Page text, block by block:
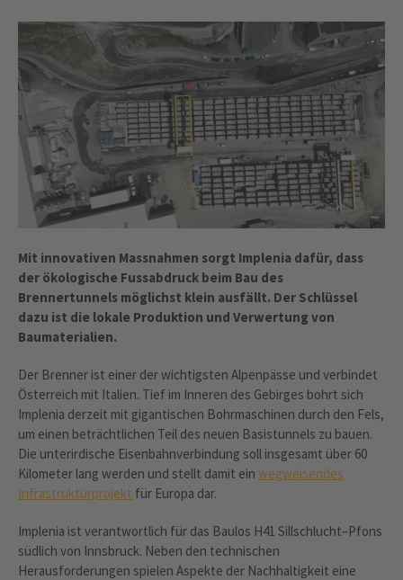
Mit innovativen Massnahmen sorgt Implenia dafür, dass
der ökologische Fussabdruck beim Bau des
Brennertunnels möglichst klein ausfällt. Der Schlüssel
dazu ist die lokale Produktion und Verwertung von
Baumaterialien.
Der Brenner ist einer der wichtigsten Alpenpässe und verbindet
Österreich mit Italien. Tief im Inneren des Gebirges bohrt sich
Implenia derzeit mit gigantischen Bohrmaschinen durch den Fels,
um einen beträchtlichen Teil des neuen Basistunnels zu bauen.
Die unterirdische Eisenbahnverbindung soll insgesamt über 60
Kilometer lang werden und stellt damit ein wegweisendes
Infrastrukturprojekt für Europa dar.
Implenia ist verantwortlich für das Baulos H41 Sillschlucht–Pfons
südlich von Innsbruck. Neben den technischen
Herausforderungen spielen Aspekte der Nachhaltigkeit eine